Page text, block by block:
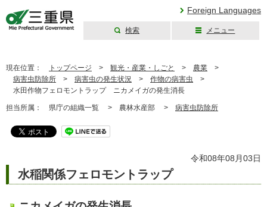
Foreign Languages
検索 メニュー
現在位置： トップページ > 観光・産業・しごと > 農業 >
病害虫防除所 > 病害虫の発生状況 > 作物の病害虫 >
水田作物フェロモントラップ ニカメイガの発生消長
担当所属： 県庁の組織一覧 > 農林水産部 > 病害虫防除所
令和08年08月03日
水稲関係フェロモントラップ